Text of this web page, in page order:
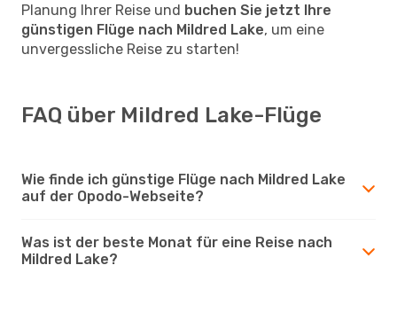
Planung Ihrer Reise und buchen Sie jetzt Ihre
günstigen Flüge nach Mildred Lake, um eine
unvergessliche Reise zu starten!
FAQ über Mildred Lake-Flüge
Wie finde ich günstige Flüge nach Mildred Lake
auf der Opodo-Webseite?
Was ist der beste Monat für eine Reise nach
Mildred Lake?